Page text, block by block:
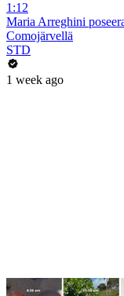
1:12
Maria Arreghini
Comojärvellä
STD
1 week ago